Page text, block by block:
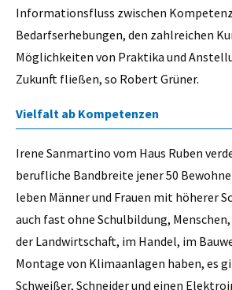
Informationsfluss zwischen
Bedarfserhebungen, den zahlreichen
Möglichkeiten von Praktika und
Zukunft fließen, so Robert Grüner.
Vielfalt ab Kompetenzen
Irene Sanmartino vom Haus Ruben
berufliche Bandbreite jener 50
leben Männer und Frauen mit höherer
auch fast ohne Schulbildung,
der Landwirtschaft, im Handel, im
Montage von Klimaanlagen haben, es
Schweißer, Schneider und einen